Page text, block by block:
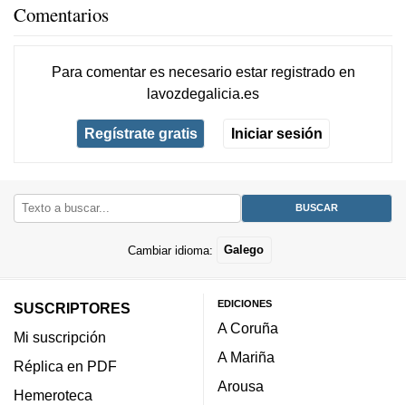
Comentarios
Para comentar es necesario estar registradoen
lavozdegalicia.es
Regístrate gratis Iniciar sesión
Cambiar idioma: Galego
SUSCRIPTORES
Mi suscripción
Réplica en PDF
Hemeroteca
EDICIONES
A Coruña
A Mariña
Arousa